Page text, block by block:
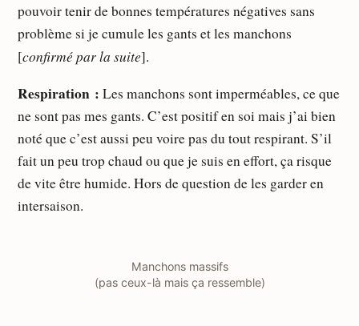
pouvoir tenir de bonnes températures négatives sans
problème si je cumule les gants et les manchons
[confirmé par la suite].
Respiration : Les manchons sont imperméables, ce que
ne sont pas mes gants. C’est positif en soi mais j’ai bien
noté que c’est aussi peu voire pas du tout respirant. S’il
fait un peu trop chaud ou que je suis en effort, ça risque
de vite être humide. Hors de question de les garder en
intersaison.
Manchons massifs
(pas ceux-là mais ça ressemble)